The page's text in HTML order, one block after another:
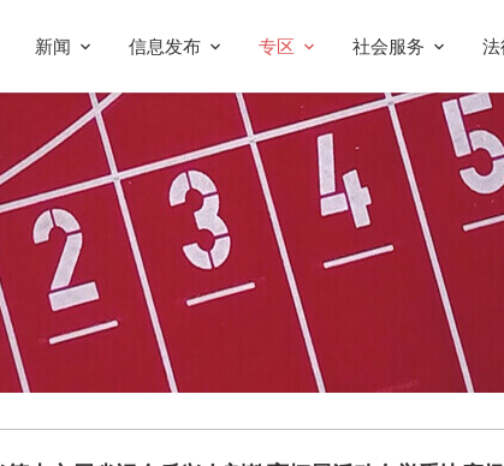
新闻 信息发布 专区 社会服务 法